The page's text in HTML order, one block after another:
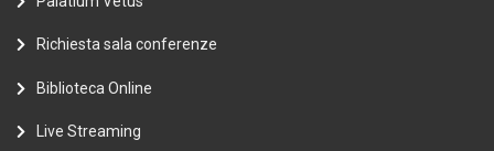
Richiesta sala conferenze
Biblioteca Online
Live Streaming